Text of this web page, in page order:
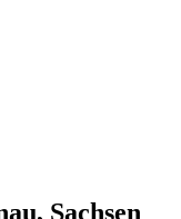
Sachsen